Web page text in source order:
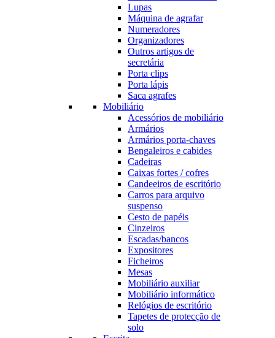
Lupas
Máquina de agrafar
Numeradores
Organizadores
Outros artigos de
secretária
Porta clips
Porta lápis
Saca agrafes
Mobiliário
Acessórios de mobiliário
Armários
Armários porta-chaves
Bengaleiros e cabides
Cadeiras
Caixas fortes / cofres
Candeeiros de escritório
Carros para arquivo
suspenso
Cesto de papéis
Cinzeiros
Escadas/bancos
Expositores
Ficheiros
Mesas
Mobiliário auxiliar
Mobiliário informático
Relógios de escritório
Tapetes de protecção de
solo